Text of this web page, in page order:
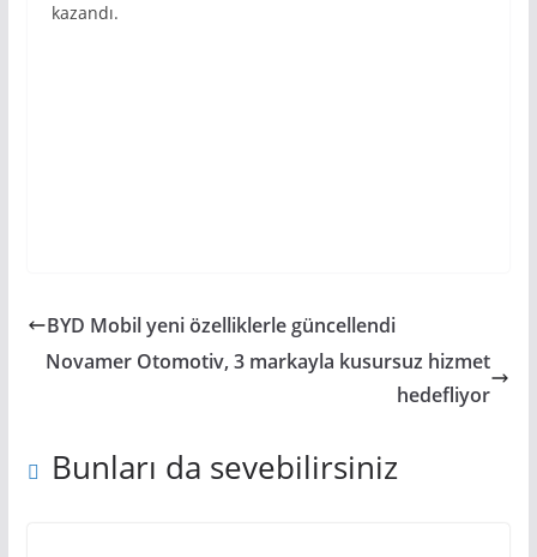
kazandı.
BYD Mobil yeni özelliklerle güncellendi
Novamer Otomotiv, 3 markayla kusursuz hizmet
hedefliyor
Bunları da sevebilirsiniz